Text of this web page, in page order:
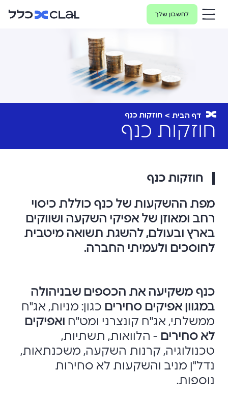
לחשבון שלך
דף הבית חוזקות כנף
חוזקות כנף
חוזקות כנף
מפת ההשקעות של כנף כוללת כיסוי
רחב ומאוזן של אפיקי השקעה ושווקים
בארץ ובעולם, להשגת תשואה מיטבית
לחוסכים ולעמיתי החברה.
כנף משקיעה את הכספים שבניהולה
במגוון אפיקים סחירים כגון: מניות, אג"ח
ממשלתי, אג"ח קונצרני ומט"ח ואפיקים
לא סחירים - הלוואות, תשתיות,
טכנולוגיה, קרנות השקעה, משכנתאות,
נדל"ן מניב והשקעות לא סחירות
נוספות.